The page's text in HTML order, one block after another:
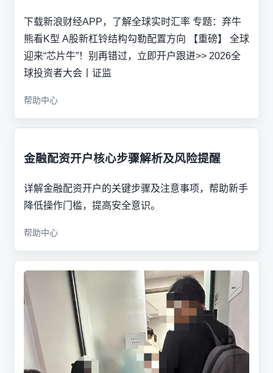
下载新浪财经APP，了解全球实时汇率 专题：弃牛
熊看K型 A股新杠铃结构勾勒配置方向 【重磅】 全球
迎来“芯片牛”！别再错过，立即开户跟进>> 2026全
球投资者大会丨证监
帮助中心
金融配资开户核心步骤解析及风险提醒
详解金融配资开户的关键步骤及注意事项，帮助新手
降低操作门槛，提高安全意识。
帮助中心